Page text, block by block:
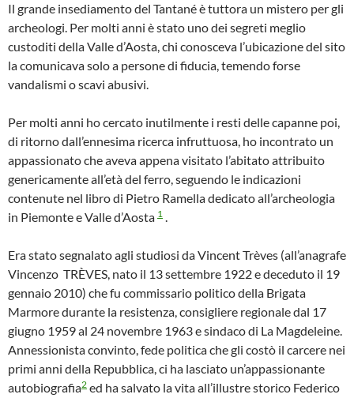
Il grande insediamento del Tantané è tuttora un mistero per gli
archeologi. Per molti anni è stato uno dei segreti meglio
custoditi della Valle d’Aosta, chi conosceva l’ubicazione del sito
la comunicava solo a persone di fiducia, temendo forse
vandalismi o scavi abusivi.
Per molti anni ho cercato inutilmente i resti delle capanne poi,
di ritorno dall’ennesima ricerca infruttuosa, ho incontrato un
appassionato che aveva appena visitato l’abitato attribuito
genericamente all’età del ferro, seguendo le indicazioni
contenute nel libro di Pietro Ramella dedicato all’archeologia
in Piemonte e Valle d’Aosta 1 .
Era stato segnalato agli studiosi da Vincent Trèves (all’anagrafe
Vincenzo TRÈVES, nato il 13 settembre 1922 e deceduto il 19
gennaio 2010) che fu commissario politico della Brigata
Marmore durante la resistenza, consigliere regionale dal 17
giugno 1959 al 24 novembre 1963 e sindaco di La Magdeleine.
Annessionista convinto, fede politica che gli costò il carcere nei
primi anni della Repubblica, ci ha lasciato un’appassionante
autobiografia2 ed ha salvato la vita all’illustre storico Federico